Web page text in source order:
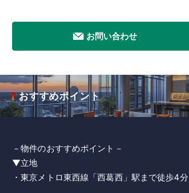
お問い合わせ
おすすめポイント
－物件のおすすめポイント－
▼立地
・東京メトロ東西線「西葛西」駅まで徒歩4分